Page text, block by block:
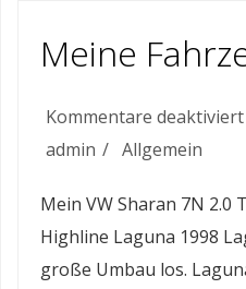
Meine
Kommentare deaktiviert
admin
Allgemein
Mein VW Sharan 7N 2.0
Highline Laguna 1998
große Umbau los.